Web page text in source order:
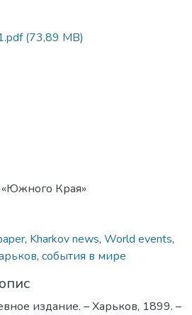
(73,89 MB)
Края»
, Kharkov news, World events,
, события в мире
издание. – Харьков, 1899. –